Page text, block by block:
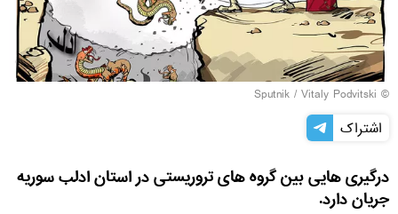
© Sputnik / Vitaly Podvitski
اشتراک
درگیری هایی بین گروه های تروریستی در استان ادلب سوریه
جریان دارد.